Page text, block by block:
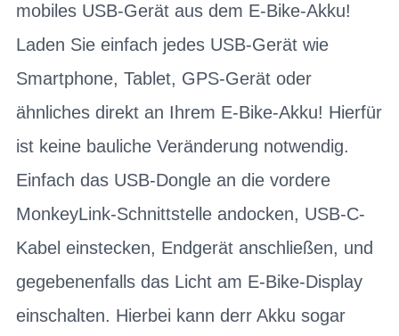
mobiles USB-Gerät aus dem E-Bike-Akku!
Laden Sie einfach jedes USB-Gerät wie
Smartphone, Tablet, GPS-Gerät oder
ähnliches direkt an Ihrem E-Bike-Akku! Hierfür
ist keine bauliche Veränderung notwendig.
Einfach das USB-Dongle an die vordere
MonkeyLink-Schnittstelle andocken, USB-C-
Kabel einstecken, Endgerät anschließen, und
gegebenenfalls das Licht am E-Bike-Display
einschalten. Hierbei kann derr Akku sogar